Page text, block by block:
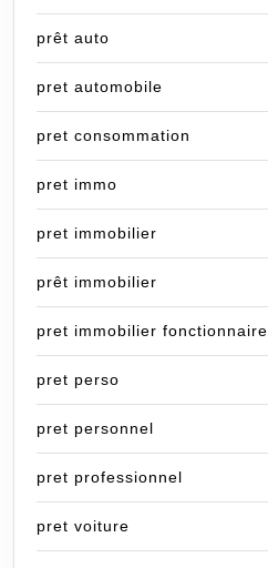
prêt auto
pret automobile
pret consommation
pret immo
pret immobilier
prêt immobilier
pret immobilier fonctionnaire
pret perso
pret personnel
pret professionnel
pret voiture